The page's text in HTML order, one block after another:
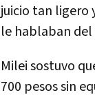
juicio tan ligero
le hablaban
Milei sostuvo
700 pesos sin